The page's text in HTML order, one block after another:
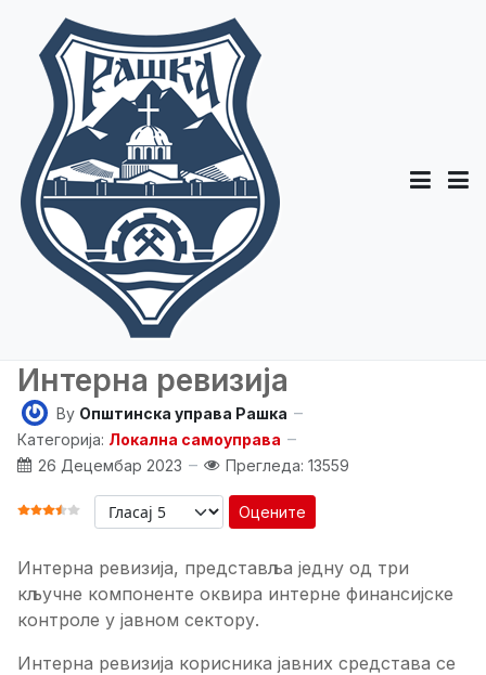
Интерна ревизија
By Општинска управа Рашка
Категорија: Локална самоуправа
26 Децембар 2023
Прегледа: 13559
ОЦЕНА КОРИСНИКА: 3.5
Оцените
Интерна ревизија, представља једну од три
кључне компоненте оквира интерне финансијске
контроле у јавном сектору.
Интeрнa рeвизиja корисника јавних средстава сe